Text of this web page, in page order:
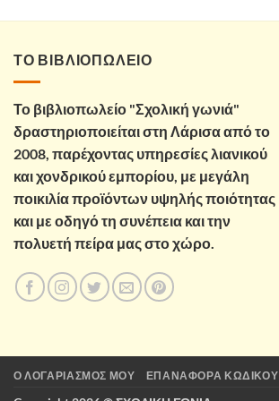
6,00 €.είναι:
ΤΟ ΒΙΒΛΙΟΠΩΛΕΙΟ
Το βιβλιοπωλείο "Σχολική γωνιά"
δραστηριοποιείται στη Λάρισα από το
2008, παρέχοντας υπηρεσίες λιανικού
και χονδρικού εμπορίου, με μεγάλη
ποικιλία προϊόντων υψηλής ποιότητας
και με οδηγό τη συνέπεια και την
πολυετή πείρα μας στο χώρο.
Ο ΛΟΓΑΡΙΑΣΜΌΣ ΜΟΥ ΕΠΑΝΑΦΟΡΆ ΚΩΔΙΚΟΎ